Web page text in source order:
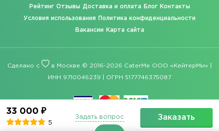
33 000 ₽
5
Заказать
Задать вопрос
Рейтинг Отзывы Доставка и оплата Блог Контакты
Условия использования Политика конфиденциальности
Вакансии Карта сайта
Сделано с в Москве © 2016-2026 CaterMe ООО «КейтерМи» |
ИНН 9710046239 | ОГРН 5177746375087